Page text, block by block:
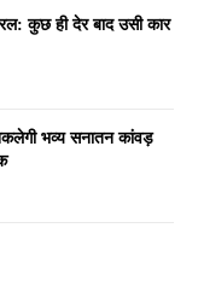
कुछ ही देर बाद उसी कार
भव्य सनातन कांवड़